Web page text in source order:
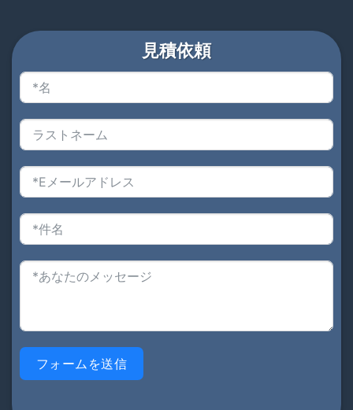
見積依頼
フォームを送信